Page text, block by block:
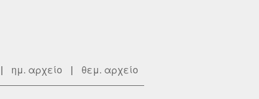
| ημ. αρχείο | θεμ. αρχείο